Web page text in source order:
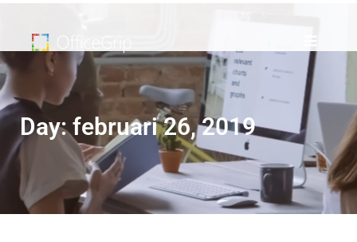
Day: februari 26, 2019